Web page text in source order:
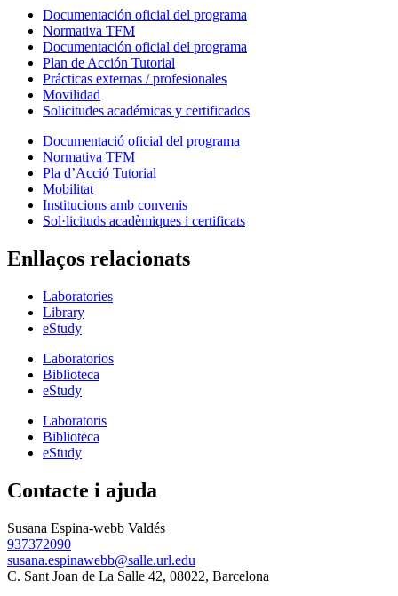
Documentación oficial del programa
Normativa TFM
Documentación oficial del programa
Plan de Acción Tutorial
Prácticas externas / profesionales
Movilidad
Solicitudes académicas y certificados
Documentació oficial del programa
Normativa TFM
Pla d’Acció Tutorial
Mobilitat
Institucions amb convenis
Sol·licituds acadèmiques i certificats
Enllaços relacionats
Laboratories
Library
eStudy
Laboratorios
Biblioteca
eStudy
Laboratoris
Biblioteca
eStudy
Contacte i ajuda
Susana Espina-webb Valdés
937372090
susana.espinawebb@salle.url.edu
C. Sant Joan de La Salle 42, 08022, Barcelona